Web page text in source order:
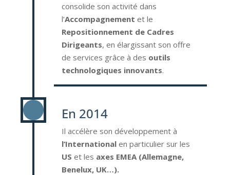
consolide son activité dans
l’Accompagnement et le
Repositionnement de Cadres
Dirigeants, en élargissant son offre
de services grâce à des outils
technologiques innovants.
En 2014
Il accélère son développement à
l’Internationalen particulier sur les
US et les axes EMEA (Allemagne,
Benelux, UK…).